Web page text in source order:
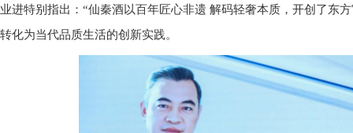
业进特别指出：“仙秦酒以百年匠心非遗 解码轻奢本质，开创了东
转化为当代品质生活的创新实践。